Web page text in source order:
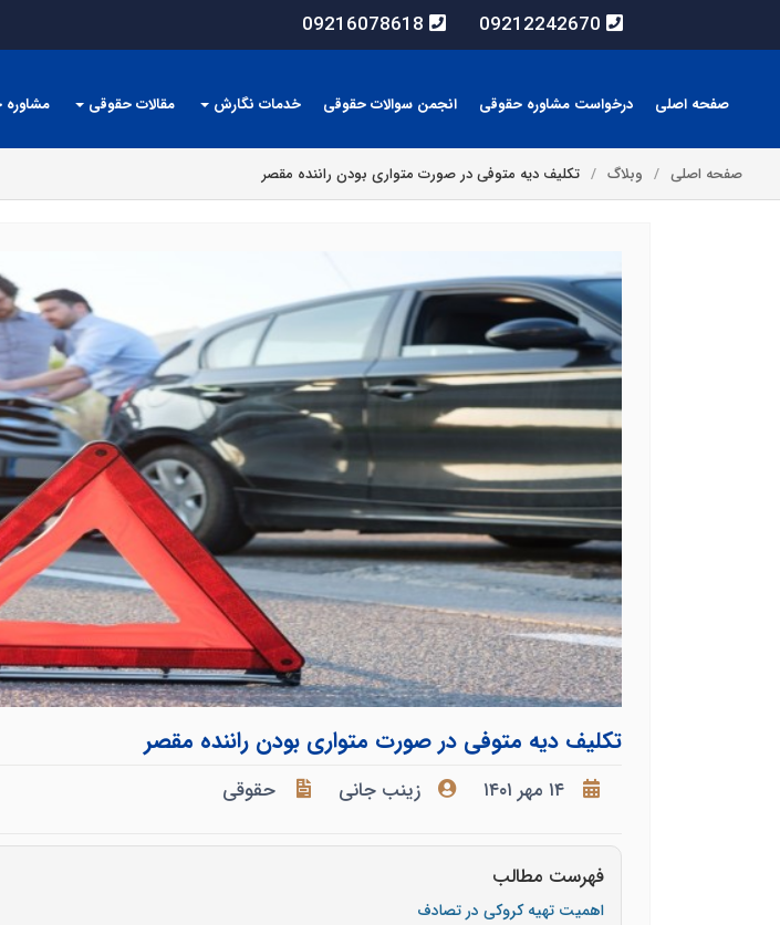
09212242670
09216078618
صفحه اصلی درخواست مشاوره حقوقی انجمن سوالات حقوقی خدمات نگارش مقالات حقوقی
صفحه اصلی وبلاگ تکلیف دیه متوفی در صورت متواری بودن راننده مقصر
تکلیف دیه متوفی در صورت متواری بودن راننده مقصر
۱۴ مهر ۱۴۰۱ زینب جانی حقوقی
فهرست مطالب
اهمیت تهیه کروکی در تصادف